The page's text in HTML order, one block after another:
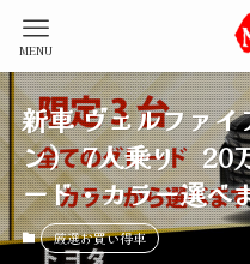
MENU
新車 ヴェルファ
ン） 7人乗り 20
ード・カラー選べ
厳選お買い得車